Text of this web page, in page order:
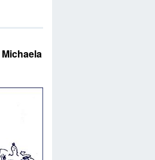
Michaela